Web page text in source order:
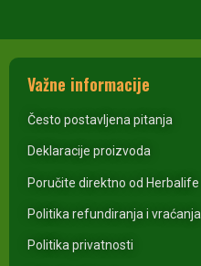
Važne informacije
Često postavljena pitanja
Deklaracije proizvoda
Poručite direktno od Herbalife
Politika refundiranja i vraćanja
Politika privatnosti